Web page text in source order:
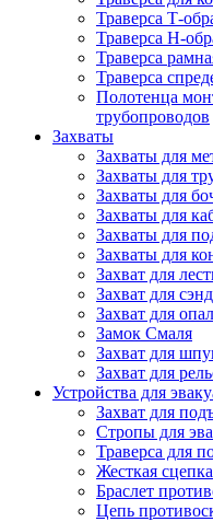
Траверса Т-
Траверса Н-
Траверса
Траверса
Полотенца
трубопроводов
Захваты
Захваты для
Захваты для
Захваты для
Захваты для
Захваты для
Захваты для
Захват для
Захват для
Захват для
Замок Смаля
Захват для
Захват для
Устройства для
Захват для
Стропы для
Траверса для
Жесткая сцепка
Браслет
Цепь